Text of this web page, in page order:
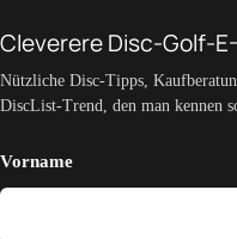
Cleverere Disc-Golf-
Nützliche Disc-Tipps,
DiscList-Trend, den man kennen
Vorname